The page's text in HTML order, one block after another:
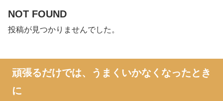
NOT FOUND
投稿が見つかりませんでした。
頑張るだけでは、うまくいかなくなったとき
に